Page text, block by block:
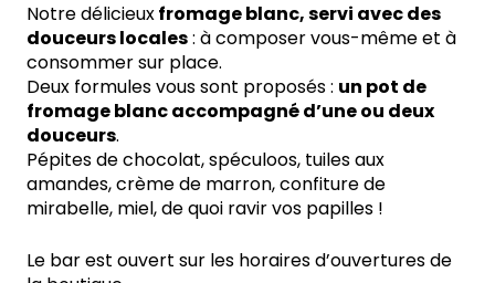
Notre délicieuxfromage blanc, servi avec des
douceurs locales: à composer vous-même et à
consommer sur place.
Deux formules vous sont proposés : un pot de
fromage blanc accompagné d’une ou deux
douceurs.
Pépites de chocolat, spéculoos, tuiles aux
amandes, crème de marron, confiture de
mirabelle, miel, de quoi ravir vos papilles !
Le bar est ouvert sur les horaires d’ouvertures de